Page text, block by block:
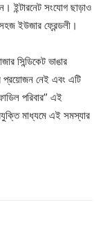
ইন্টারনেট সংযোগ ছাড়াও
ইউজার ফ্রেন্ডলী।
সিন্ডিকেট ভাঙার
প্রয়োজন নেই এবং এটি
পরিবার” এই
মাধ্যমে এই সমস্যার